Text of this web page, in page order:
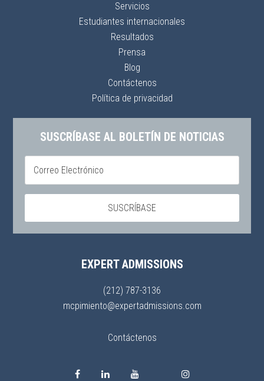
Servicios
Estudiantes internacionales
Resultados
Prensa
Blog
Contáctenos
Política de privacidad
SUSCRÍBASE AL BOLETÍN DE NOTICIAS
EXPERT ADMISSIONS
(212) 787-3136
mcpimiento@expertadmissions.com
Contáctenos